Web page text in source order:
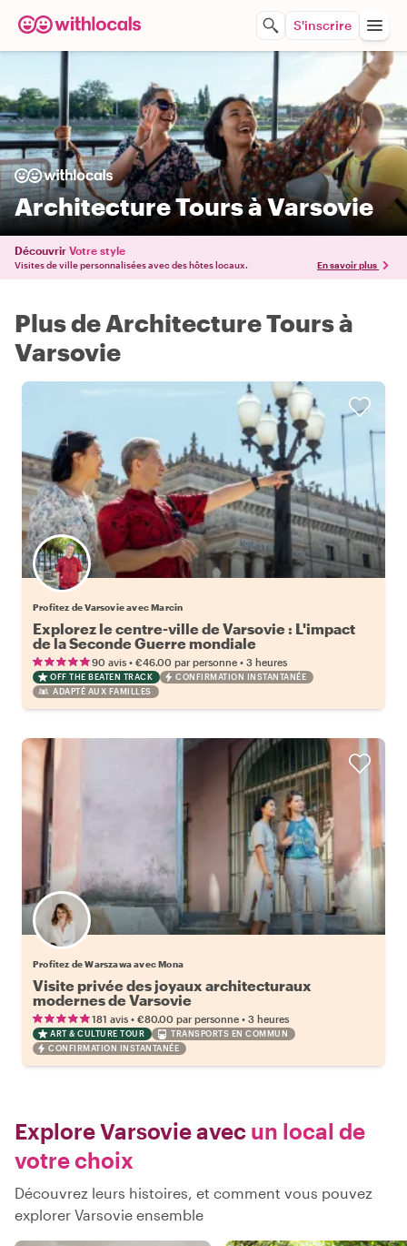
S'inscrire
Architecture Tours à Varsovie
Découvrir Votre style
Visites de ville personnalisées avec des hôtes locaux. En savoir plus
Plus de Architecture Tours à
Varsovie
Profitez de Varsovie avec Marcin
Explorez le centre-ville de Varsovie : L'impact
de la Seconde Guerre mondiale
90 avis • €46.00 par personne • 3 heures
OFF THE BEATEN TRACK
CONFIRMATION INSTANTANÉE
ADAPTÉ AUX FAMILLES
Profitez de Warszawa avec Mona
Visite privée des joyaux architecturaux
modernes de Varsovie
181 avis • €80.00 par personne • 3 heures
ART & CULTURE TOUR
TRANSPORTS EN COMMUN
CONFIRMATION INSTANTANÉE
Explore Varsovie avec un local de
votre choix
Découvrez leurs histoires, et comment vous pouvez
explorer Varsovie ensemble